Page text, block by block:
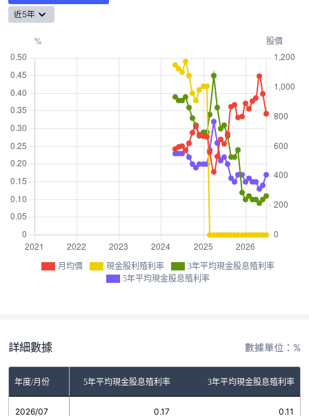
近5年
月均價 現金股利殖利率
3年平均現金股息殖利率
5年平均現金股息殖利率
詳細數據 數據單位：%
年度/月份
股利殖利率 5年平均現金股息殖利率 3年平均現金股息殖利率
2026/07
0.00 0.17 0.11